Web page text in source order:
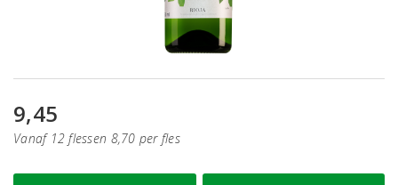
9,45
Vanaf 12 flessen 8,70 per fles